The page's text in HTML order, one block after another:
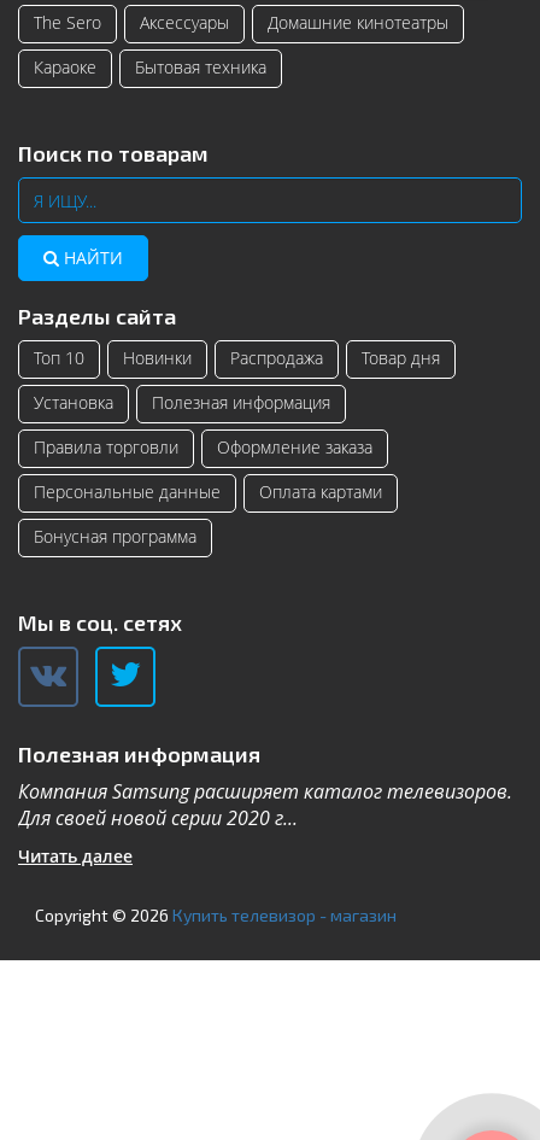
The Sero
Аксессуары
Домашние кинотеатры
Караоке
Бытовая техника
Поиск по товарам
НАЙТИ
Разделы сайта
Топ 10 Новинки Распродажа
Товар дня
Установка
Полезная информация
Правила торговли
Оформление заказа
Персональные данные
Оплата картами
Бонусная программа
Мы в соц. сетях
Полезная информация
Технология Neo QLED была создана благодаря
гигантскому Mini-LED ТВ Samsung, The ...
Читать далее
Copyright © 2026 Купить телевизор - магазин